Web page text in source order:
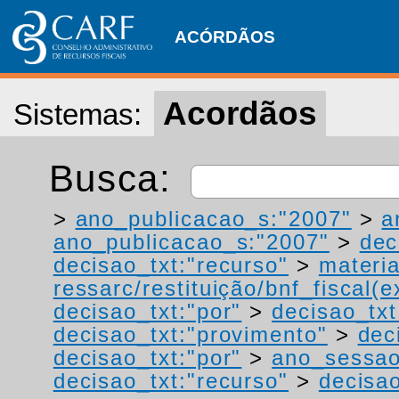
ACÓRDÃOS
Sistemas: Acordãos
Busca:
> ano_publicacao_s:"2007" >
ano_publicacao_s:"2007" >
decisao_txt:"recurso" >
ressarc/restituição/
decisao_txt:"por" >
decisao_txt:"provimento" >
decisao_txt:"por" >
decisao_txt:"recurso" >